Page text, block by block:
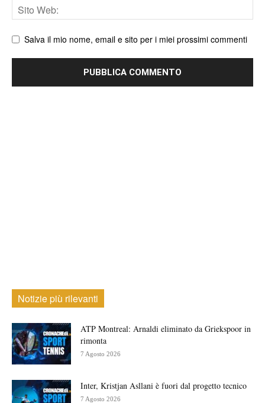
Sito
web
Salva il mio nome, email e sito per i miei prossimi commenti
Notizie più rilevanti
ATP Montreal: Arnaldi eliminato da Griekspoor in
rimonta
7 Agosto 2026
Inter, Kristjan Asllani è fuori dal progetto tecnico
7 Agosto 2026